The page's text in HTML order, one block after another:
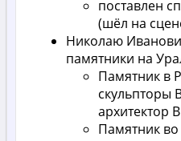
поставлен
(шёл на
Николаю
памятники на
Памятник в
скульпторы
архитектор
Памятник